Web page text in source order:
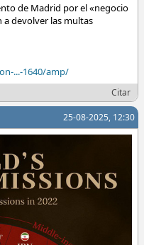
de Madrid por el «negocio
a devolver las multas
...-1640/amp/
Citar
25-08-2025, 12:30